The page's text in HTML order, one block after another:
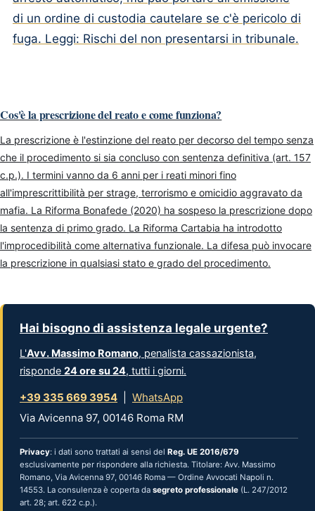
di un ordine di custodia cautelare se c'è pericolo di
fuga. Leggi: Rischi del non presentarsi in tribunale.
Cos'è la prescrizione del reato e come funziona?
La prescrizione è l'estinzione del reato per decorso del tempo senza
che il procedimento si sia concluso con sentenza definitiva (art. 157
c.p.). I termini vanno da 6 anni per i reati minori fino
all'imprescrittibilità per strage, terrorismo e omicidio aggravato da
mafia. La Riforma Bonafede (2020) ha sospeso la prescrizione dopo
la sentenza di primo grado. La Riforma Cartabia ha introdotto
l'improcedibilità come alternativa funzionale. La difesa può invocare
la prescrizione in qualsiasi stato e grado del procedimento.
Hai bisogno di assistenza legale urgente?
L'Avv. Massimo Romano, penalista cassazionista,
risponde 24 ore su 24, tutti i giorni.
+39 335 669 3954
WhatsApp
Via Avicenna 97, 00146 Roma RM
Privacy: i dati sono trattati ai sensi del Reg. UE 2016/679
esclusivamente per rispondere alla richiesta. Titolare: Avv. Massimo
Romano, Via Avicenna 97, 00146 Roma — Ordine Avvocati Napoli n.
14553. La consulenza è coperta da segreto professionale (L. 247/2012
art. 28; art. 622 c.p.).